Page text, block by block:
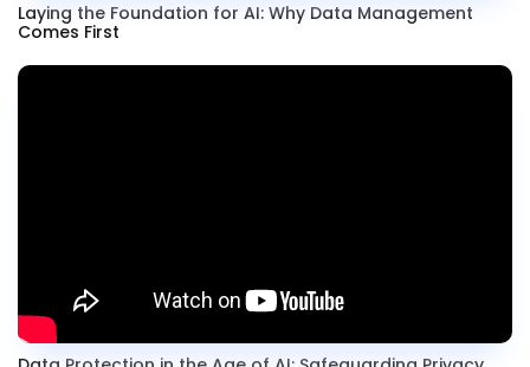
Laying the Foundation for AI: Why Data Management
Comes First